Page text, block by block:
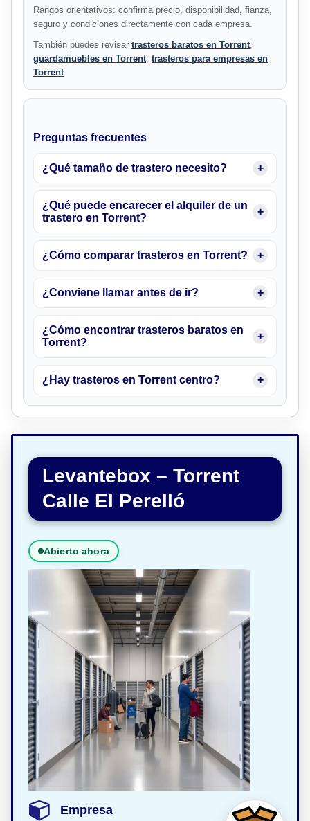
Rangos orientativos: confirma precio, disponibilidad, fianza,
seguro y condiciones directamente con cada empresa.
También puedes revisar trasteros baratos en Torrent
guardamuebles en Torrent trasteros para empresas en
Torrent
Preguntas frecuentes
¿Qué tamaño de trastero necesito?
¿Qué puede encarecer el alquiler de un
trastero en Torrent?
¿Cómo comparar trasteros en Torrent?
¿Conviene llamar antes de ir?
¿Cómo encontrar trasteros baratos en
Torrent?
¿Hay trasteros en Torrent centro?
Levantebox – Torrent
Calle El Perelló
Abierto ahora
Empresa